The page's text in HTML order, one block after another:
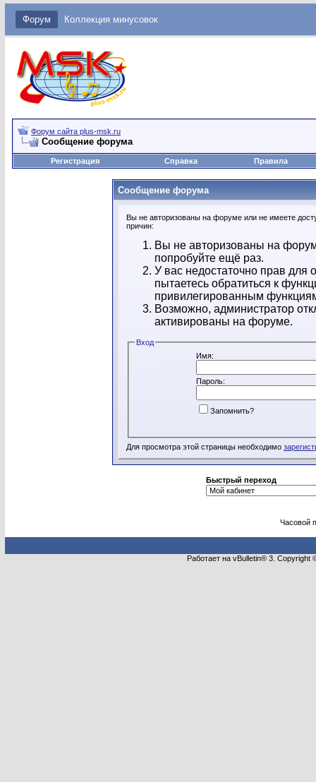
Форум Коллекция минусовок
Форум сайта plus-msk.ru
Сообщение форума
Регистрация Справка Правила
Сообщение форума
Вы не авторизованы на форуме или не имеете
причин:
Вы не авторизованы на
попробуйте ещё раз.
У вас недостаточно прав
пытаетесь обратиться к
привилегированным
Возможно, администратор
активированы на форуме.
Вход
Имя:
Пароль:
Запомнить?
Для просмотра этой страницы необходимо
Быстрый переход
Часовой
Работает на vBulletin® 3.